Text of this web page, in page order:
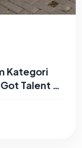
Kategori
Talent XI
Sidoarjo